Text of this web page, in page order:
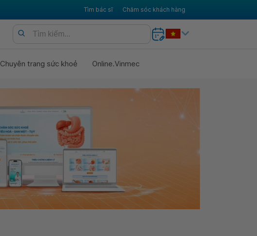
Tìm bác sĩ Chăm sóc khách hàng
Chuyên trang sức khoẻ Online.Vinmec